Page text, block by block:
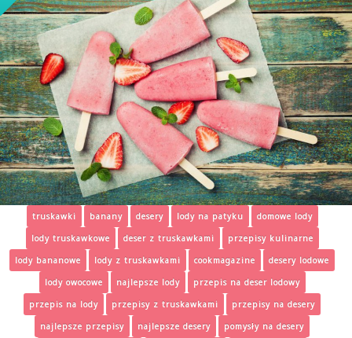
truskawki banany desery lody na patyku
domowe lody
lody truskawkowe
deser z truskawkami
przepisy kulinarne
lody bananowe
lody z truskawkami cookmagazine
desery lodowe
lody owocowe
najlepsze lody
przepis na deser lodowy
przepis na lody
przepisy z truskawkami
przepisy na desery
najlepsze przepisy
najlepsze desery
pomysły na desery